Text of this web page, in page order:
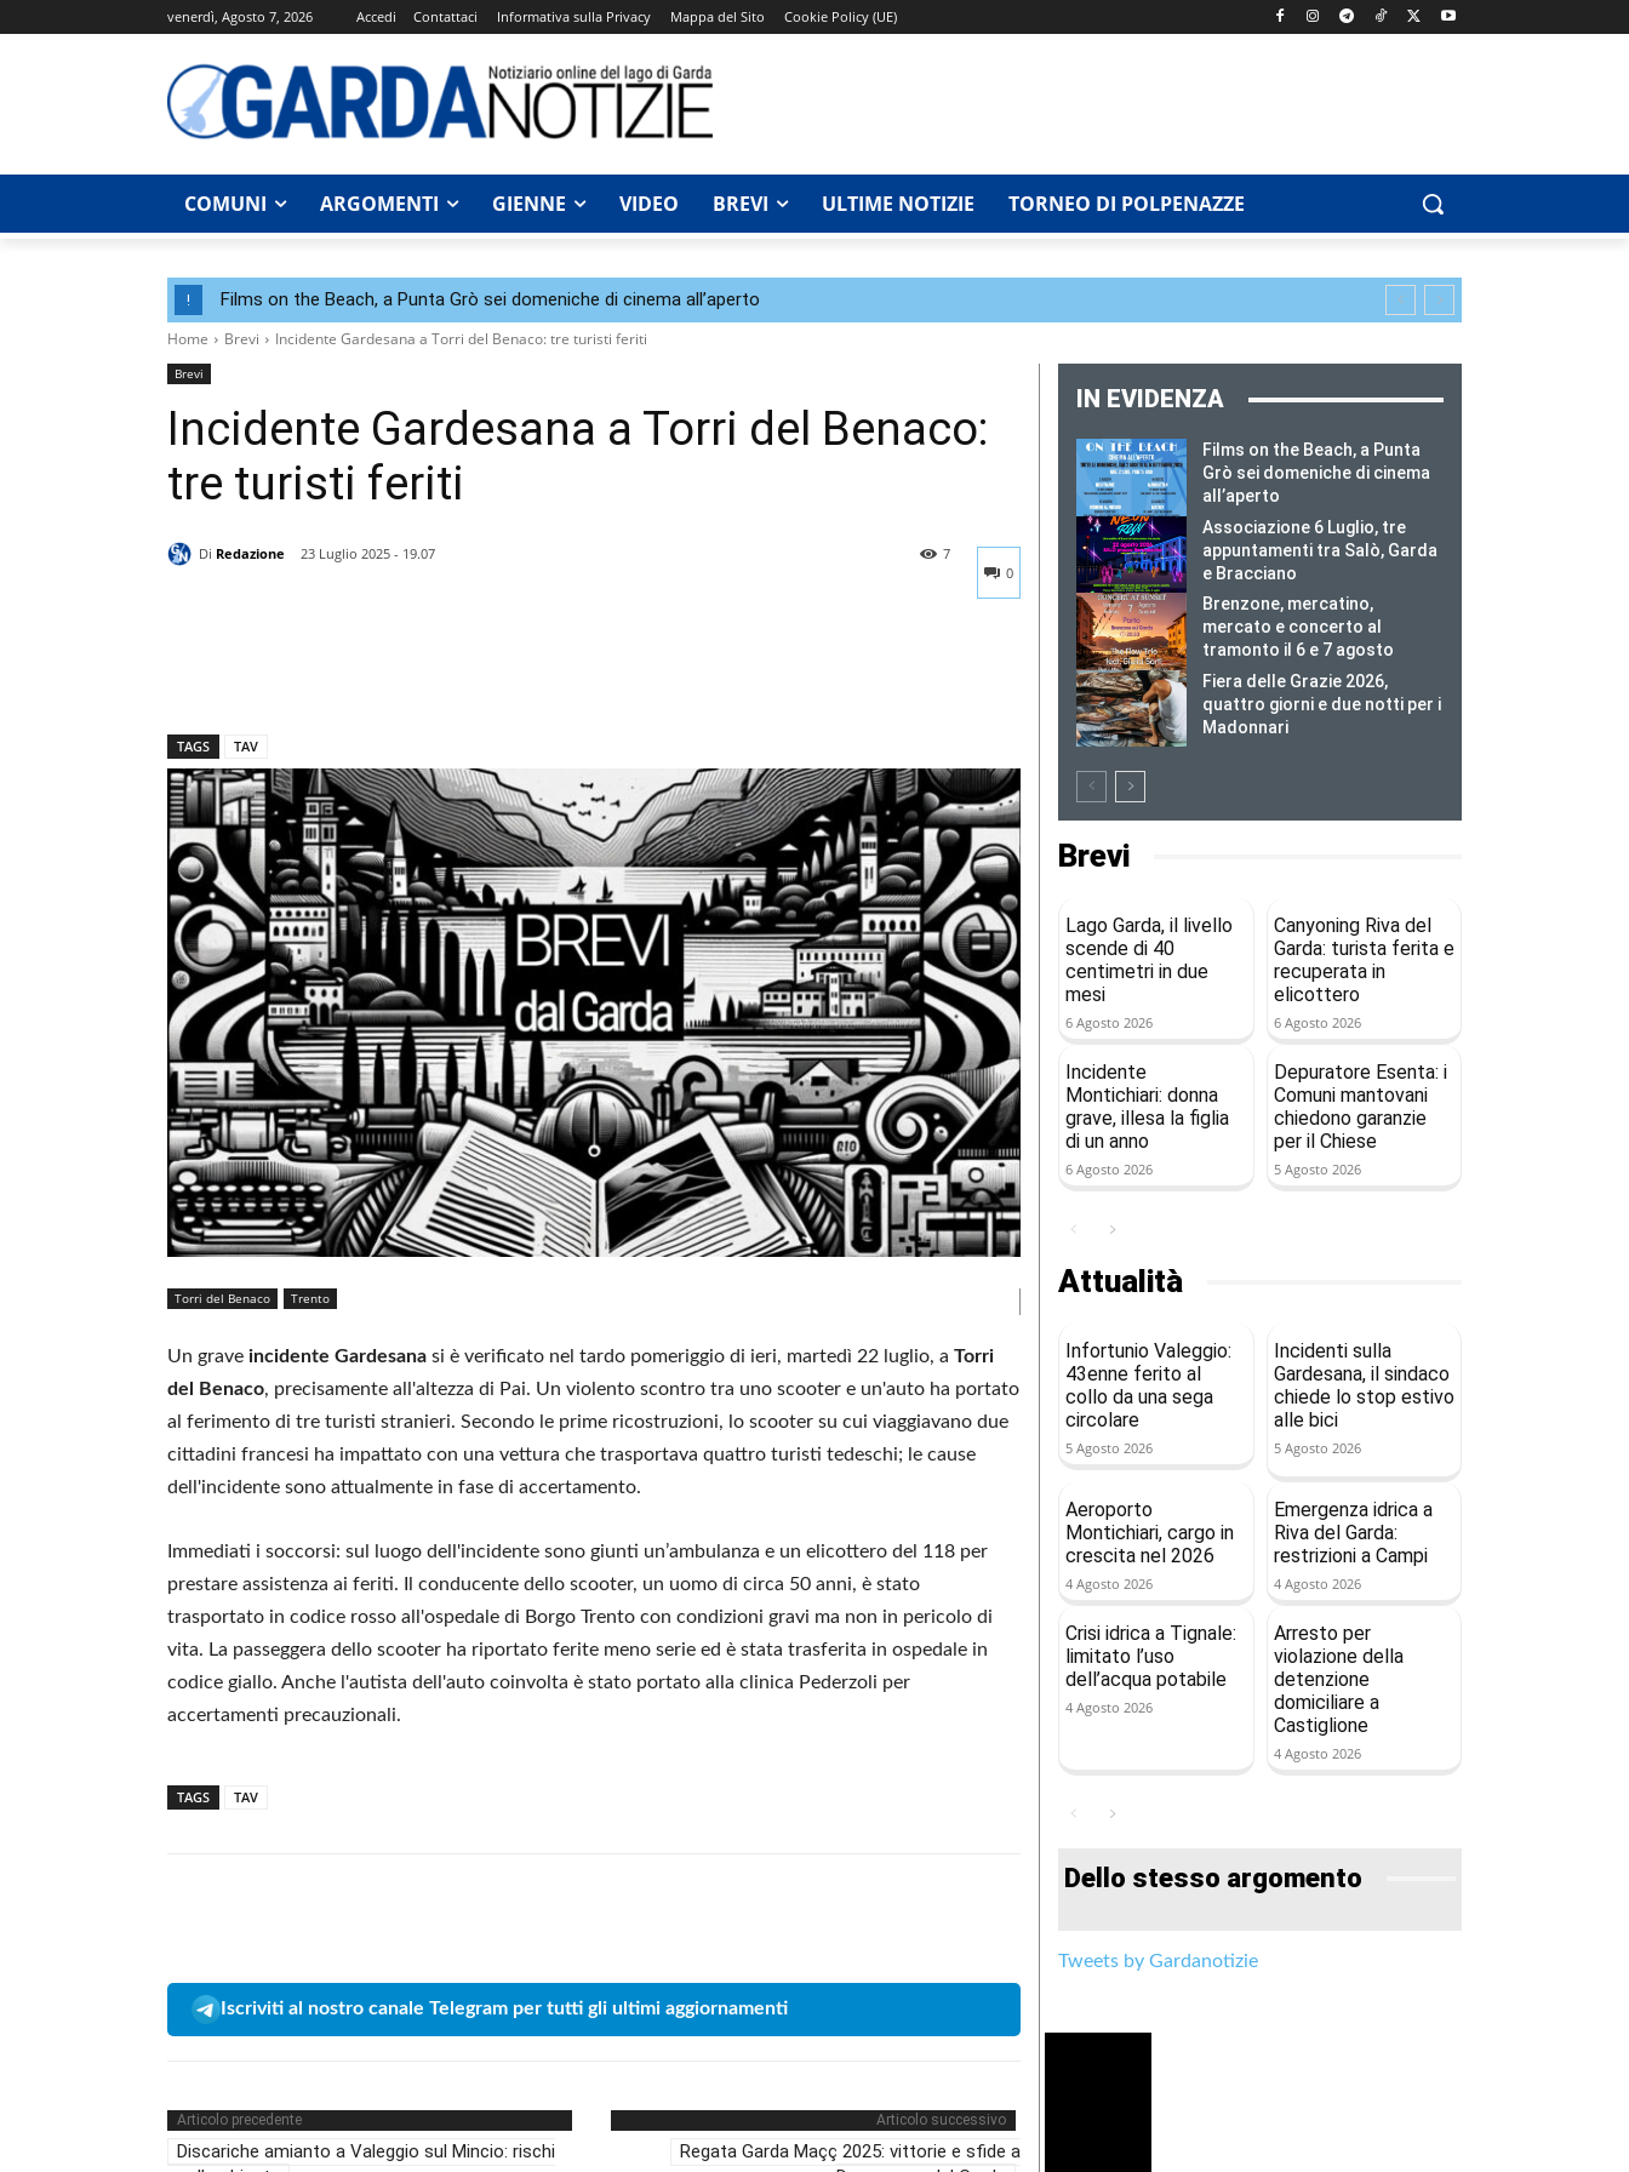
venerdì, Agosto 7, 2026 Accedi Contattaci Informativa sulla Privacy Mappa del Sito Cookie Policy (UE)
COMUNI ARGOMENTI GIENNE VIDEO BREVI ULTIME NOTIZIE TORNEO DI POLPENAZZE
! Films on the Beach, a Punta Grò sei domeniche di cinema all’aperto
Home Brevi Incidente Gardesana a Torri del Benaco: tre turisti feriti
Brevi
Incidente Gardesana a Torri del Benaco:
tre turisti feriti
Di Redazione
23 Luglio 2025 - 19.07
0
7
TAGS TAV
Torri del Benaco Trento
Un grave incidente Gardesana si è verificato nel tardo pomeriggio di ieri, martedì 22 luglio, a Torri
del Benaco, precisamente all'altezza di Pai. Un violento scontro tra uno scooter e un'auto ha portato
al ferimento di tre turisti stranieri. Secondo le prime ricostruzioni, lo scooter su cui viaggiavano due
cittadini francesi ha impattato con una vettura che trasportava quattro turisti tedeschi; le cause
dell'incidente sono attualmente in fase di accertamento.
Immediati i soccorsi: sul luogo dell'incidente sono giunti un’ambulanza e un elicottero del 118 per
prestare assistenza ai feriti. Il conducente dello scooter, un uomo di circa 50 anni, è stato
trasportato in codice rosso all'ospedale di Borgo Trento con condizioni gravi ma non in pericolo di
vita. La passeggera dello scooter ha riportato ferite meno serie ed è stata trasferita in ospedale in
codice giallo. Anche l'autista dell'auto coinvolta è stato portato alla clinica Pederzoli per
accertamenti precauzionali.
TAGS TAV
Iscriviti al nostro canale Telegram per tutti gli ultimi aggiornamenti
Articolo precedente
Discariche amianto a Valeggio sul Mincio: rischi
Articolo successivo
Regata Garda Maçç 2025: vittorie e sfide a
IN EVIDENZA
Films on the Beach, a Punta
Grò sei domeniche di cinema
all’aperto
Associazione 6 Luglio, tre
appuntamenti tra Salò, Garda
e Bracciano
Brenzone, mercatino,
mercato e concerto al
tramonto il 6 e 7 agosto
Fiera delle Grazie 2026,
quattro giorni e due notti per i
Madonnari
Brevi
Lago Garda, il livello
scende di 40
centimetri in due
mesi
6 Agosto 2026
Canyoning Riva del
Garda: turista ferita e
recuperata in
elicottero
6 Agosto 2026
Incidente
Montichiari: donna
grave, illesa la figlia
di un anno
6 Agosto 2026
Depuratore Esenta: i
Comuni mantovani
chiedono garanzie
per il Chiese
5 Agosto 2026
Attualità
Infortunio Valeggio:
43enne ferito al
collo da una sega
circolare
5 Agosto 2026
Incidenti sulla
Gardesana, il sindaco
chiede lo stop estivo
alle bici
5 Agosto 2026
Aeroporto
Montichiari, cargo in
crescita nel 2026
4 Agosto 2026
Emergenza idrica a
Riva del Garda:
restrizioni a Campi
4 Agosto 2026
Crisi idrica a Tignale:
limitato l’uso
dell’acqua potabile
4 Agosto 2026
Arresto per
violazione della
detenzione
domiciliare a
Castiglione
4 Agosto 2026
Dello stesso argomento
Tweets by Gardanotizie